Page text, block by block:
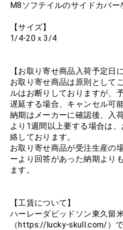
M8ソフテイルのサイドカバー
【サイズ】
1/4-20ｘ3/4
【お取り寄せ商品入荷予定日
お取り寄せ商品は原則として
ルはお断りしておりますが、
遅延する場合、キャンセル可能
納期はメーカーに確認後、入
より1週間以上要する場合は
絡しております。
お取り寄せ商品が受注生産の
ーより回答があった納期より
ます。
【工賃について】
ハーレーダビッドソン東久留
（https://lucky-skull.com/）